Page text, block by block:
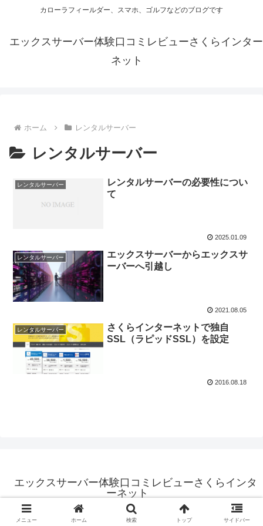
カローラフィールダー、スマホ、ゴルフなどのブログです
エックスサーバー体験口コミレビューさくらインター
ネット
ホーム レンタルサーバー
レンタルサーバー
レンタルサーバー
レンタルサーバーの必要性につい
て
2025.01.09
レンタルサーバー
エックスサーバーからエックスサ
ーバーへ引越し
2021.08.05
レンタルサーバー
さくらインターネットで独自
SSL（ラピッドSSL）を設定
2016.08.18
エックスサーバー体験口コミレビューさくらインタ
ーネット
© 2015 エックスサーバー体験口コミレビューさくらインターネット.
メニュー ホーム 検索 トップ サイドバー